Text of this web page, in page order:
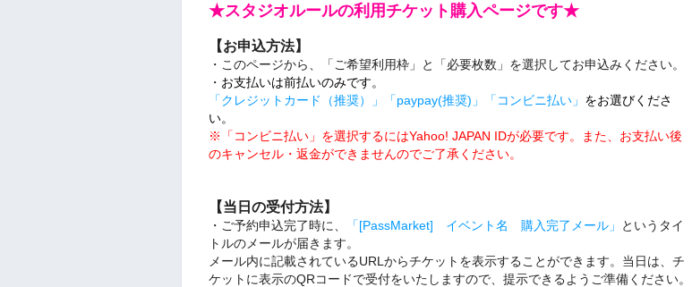
★スタジオルールの利用チケット購入ページです★
【お申込方法】
・このページから、「ご希望利用枠」と「必要枚数」を選択してお申込みください。
・ お支払いは前払いのみです。
「クレジットカード（推奨）」「paypay(推奨)」「コンビニ払い」 をお選びくださ
い。
※「コンビニ払い」を選択するにはYahoo! JAPAN IDが必要です。また、 お支払い後
のキャンセル・返金ができませんのでご了承ください。
【当日の受付方法】
・ご予約申込完了時に、 「[PassMarket] イベント名 購入完了メール」
というタイ
トルのメールが届きます。
メール内に記載されているURLからチケットを表示することができます。当日は、チ
ケットに表示のQRコードで受付をいたしますので、提示できるようご準備ください。